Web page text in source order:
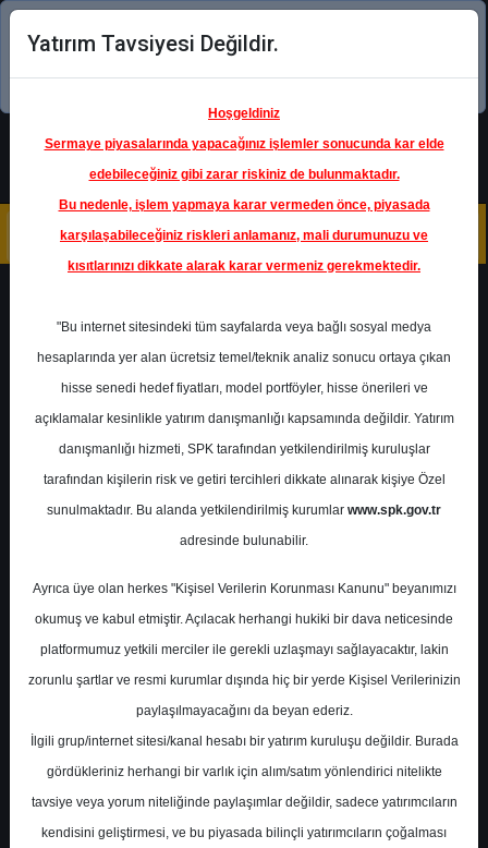
Şimdi uygulamayı indirin!
Ana Sayfa Raporlar
Ziraat Yatırım
Rapor Detay
KCHOL - Hedef Fiyat
Ziraat Yatırım 19 Şubat 2026
Ziraat Yatırım KCHOL için hedef fiyatını
254.7 TL'den 336.5 TL'ye yükseltti,
Yatırım Tavsiyesi Değildir.
Hoşgeldiniz
Sermaye piyasalarında yapacağınız işlemler sonucunda kar elde
edebileceğiniz gibi zarar riskiniz de bulunmaktadır.
Bu nedenle, işlem yapmaya karar vermeden önce, piyasada
karşılaşabileceğiniz riskleri anlamanız, mali durumunuzu ve
kısıtlarınızı dikkate alarak karar vermeniz gerekmektedir.
"Bu internet sitesindeki tüm sayfalarda veya bağlı sosyal medya
hesaplarında yer alan ücretsiz temel/teknik analiz sonucu ortaya çıkan
hisse senedi hedef fiyatları, model portföyler, hisse önerileri ve
açıklamalar kesinlikle yatırım danışmanlığı kapsamında değildir. Yatırım
danışmanlığı hizmeti, SPK tarafından yetkilendirilmiş kuruluşlar
tarafından kişilerin risk ve getiri tercihleri dikkate alınarak kişiye Özel
sunulmaktadır. Bu alanda yetkilendirilmiş kurumlar www.spk.gov.tr
adresinde bulunabilir.
Ayrıca üye olan herkes "Kişisel Verilerin Korunması Kanunu" beyanımızı
okumuş ve kabul etmiştir. Açılacak herhangi hukiki bir dava neticesinde
platformumuz yetkili merciler ile gerekli uzlaşmayı sağlayacaktır, lakin
zorunlu şartlar ve resmi kurumlar dışında hiç bir yerde Kişisel Verilerinizin
paylaşılmayacağını da beyan ederiz.
İlgili grup/internet sitesi/kanal hesabı bir yatırım kuruluşu değildir. Burada
gördükleriniz herhangi bir varlık için alım/satım yönlendirici nitelikte
tavsiye veya yorum niteliğinde paylaşımlar değildir, sadece yatırımcıların
kendisini geliştirmesi, ve bu piyasada bilinçli yatırımcıların çoğalması